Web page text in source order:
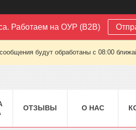
Работаем на ОУР (B2B)
будут обработаны с 08:00
ОТЗЫВЫ О НАС